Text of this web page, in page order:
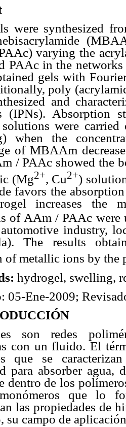
were synthesized
varying the
PAAc in the networks
gels with
poly
and
(IPNs). Absorption
solutions were
when the
of MBAAm
/ PAAc showed the
(Mg2+, Cu2+)
favors the
increases the
of AAm / PAAc were
industry,
The results
of metallic ions by the
hydrogel, swelling,
05-Ene-2009;
son redes
con un fluido. El
que se
para absorber
dentro de los
que lo
las propiedades de
su campo de